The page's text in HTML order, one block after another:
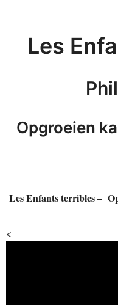
Les
Opgroeien
Les Enfants terribles –
<